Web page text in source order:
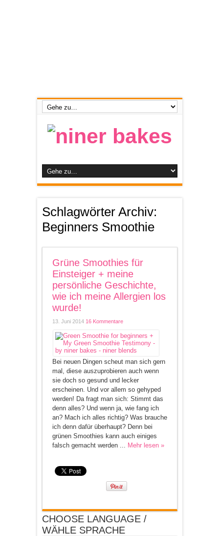
Schlagwörter Archiv:
Beginners Smoothie
Grüne Smoothies für
Einsteiger + meine
persönliche Geschichte,
wie ich meine Allergien los
wurde!
13. Juni 2014 16 Kommentare
Bei neuen Dingen scheut man sich gern
mal, diese auszuprobieren auch wenn
sie doch so gesund und lecker
erscheinen. Und vor allem so gehyped
werden! Da fragt man sich: Stimmt das
denn alles? Und wenn ja, wie fang ich
an? Mach ich alles richtig? Was brauche
ich denn dafür überhaupt? Denn bei
grünen Smoothies kann auch einiges
falsch gemacht werden ... Mehr lesen »
CHOOSE LANGUAGE /
WÄHLE SPRACHE